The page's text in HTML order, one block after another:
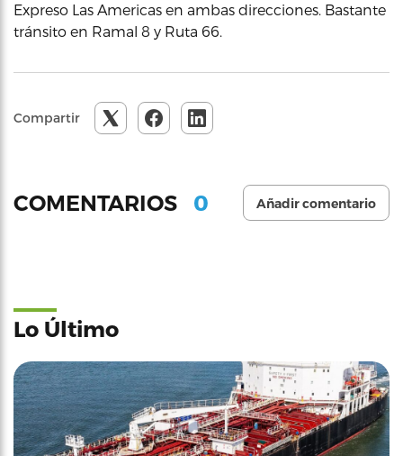
Expreso Las Americas en ambas direcciones. Bastante
tránsito en Ramal 8 y Ruta 66.
Compartir
COMENTARIOS 0 Añadir comentario
Lo Último